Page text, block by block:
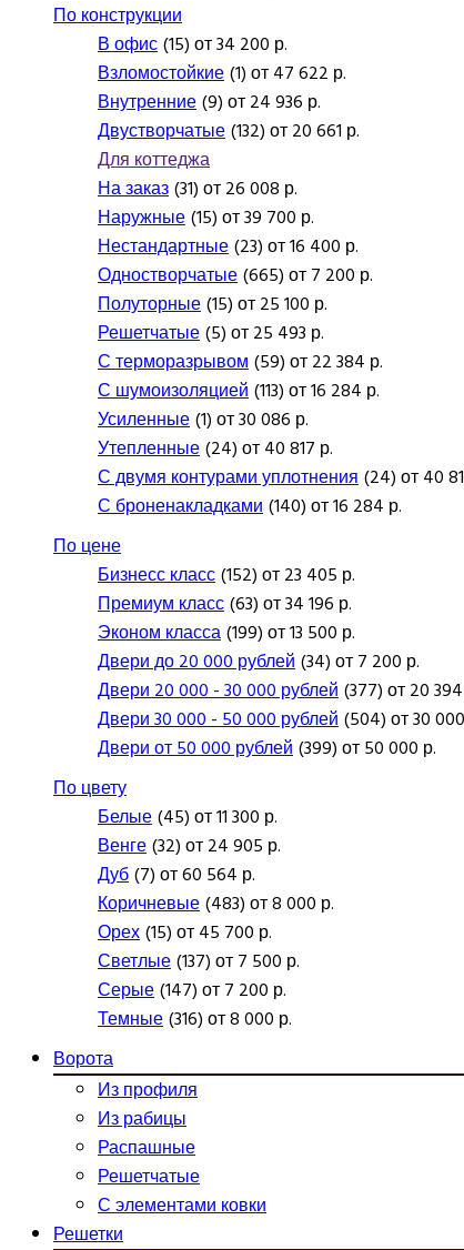
По конструкции
В офис(15) от 34 200 р.
Взломостойкие(1) от 47 622 р.
Внутренние(9) от 24 936 р.
Двустворчатые(132) от 20 661 р.
Для коттеджа
На заказ(31) от 26 008 р.
Наружные(15) от 39 700 р.
Нестандартные(23) от 16 400 р.
Одностворчатые(665) от 7 200 р.
Полуторные(15) от 25 100 р.
Решетчатые(5) от 25 493 р.
С терморазрывом(59) от 22 384 р.
С шумоизоляцией(113) от 16 284 р.
Усиленные(1) от 30 086 р.
Утепленные(24) от 40 817 р.
С двумя контурами уплотнения(24) от 40
С броненакладками(140) от 16 284 р.
По цене
Бизнесс класс(152) от 23 405 р.
Премиум класс(63) от 34 196 р.
Эконом класса(199) от 13 500 р.
Двери до 20 000 рублей(34) от 7 200 р.
Двери 20 000 - 30 000 рублей(377) от 20
Двери 30 000 - 50 000 рублей(504) от 30
Двери от 50 000 рублей(399) от 50 000 р.
По цвету
Белые(45) от 11 300 р.
Венге(32) от 24 905 р.
Дуб(7) от 60 564 р.
Коричневые(483) от 8 000 р.
Орех(15) от 45 700 р.
Светлые(137) от 7 500 р.
Серые(147) от 7 200 р.
Темные(316) от 8 000 р.
Ворота
Из профиля
Из рабицы
Распашные
Решетчатые
С элементами ковки
Решетки